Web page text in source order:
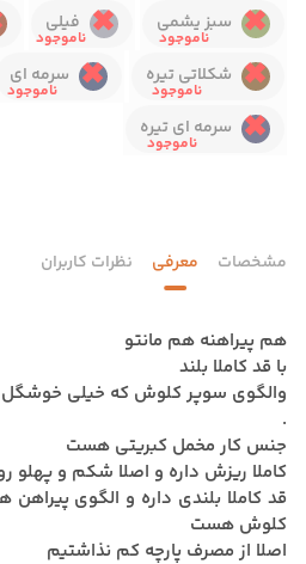
سبز یشمی
فیلی
شکلاتی تیره
سرمه ای
سرمه ای تیره
مشخصات معرفی نظرات کاربران
هم پیراهنه هم مانتو
با قد کاملا بلند
والگوی سوپر کلوش که خیلی خوشگل
.
جنس کار مخمل کبریتی هست
کاملا ریزش داره و اصلا شکم و پهلو
قد کاملا بلندی داره و الگوی پیراهن
کلوش هست
اصلا از مصرف پارچه کم نذاشتیم